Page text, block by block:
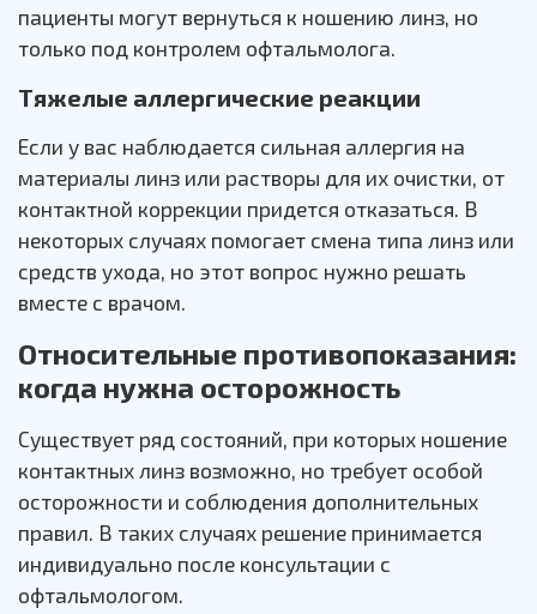
пациенты могут вернуться к ношению линз, но
только под контролем офтальмолога.
Тяжелые аллергические реакции
Если у вас наблюдается сильная аллергия на
материалы линз или растворы для их очистки, от
контактной коррекции придется отказаться. В
некоторых случаях помогает смена типа линз или
средств ухода, но этот вопрос нужно решать
вместе с врачом.
Относительные противопоказания:
когда нужна осторожность
Существует ряд состояний, при которых ношение
контактных линз возможно, но требует особой
осторожности и соблюдения дополнительных
правил. В таких случаях решение принимается
индивидуально после консультации с
офтальмологом.